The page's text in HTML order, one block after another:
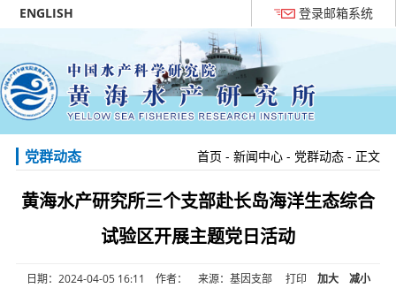
ENGLISH 登录邮箱系统
党群动态 首页 -新闻中心 - 党群动态 - 正文
黄海水产研究所三个支部赴长岛海洋生态综合
试验区开展主题党日活动
日期：2024-04-05 16:11 作者： 来源：基因支部 打印 加大 减小